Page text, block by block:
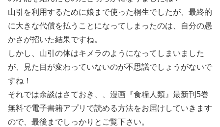
山引を利用するために娘まで使った桐生でしたが、最終的
に大きな代償を払うことになってしまったのは、自分の愚
かさが招いた結果ですね。
しかし、山引の体はキメラのようになってしまいました
が、見た目が変わっていないのが不思議でしょうがないで
すね！
それでは余談はさておき、、漫画『食糧人類』最新刊5巻
無料で電子書籍アプリで読める方法をお届けしていきます
ので、最後までしっかりとご覧下さい。